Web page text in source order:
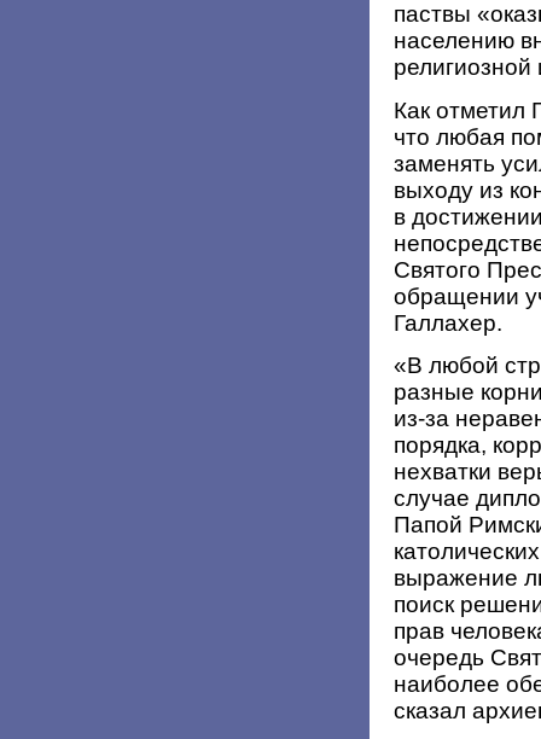
паствы
населению
Как отметил
что любая
заменять
выходу из
в
Святого
обращении
Галлахер.
«В любой
разные
из-за
порядка,
нехватки
случае
Папой
выражение
поиск
прав
очередь
наиболее
сказал